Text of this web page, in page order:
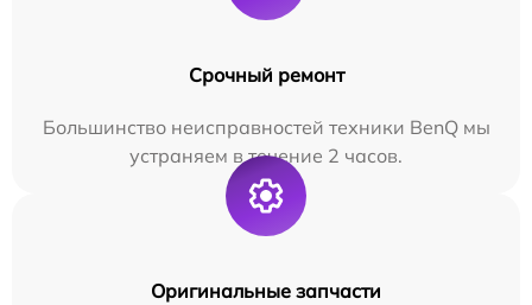
Срочный ремонт
Большинство неисправностей техники BenQ мы
устраняем в течение 2 часов.
Оригинальные запчасти